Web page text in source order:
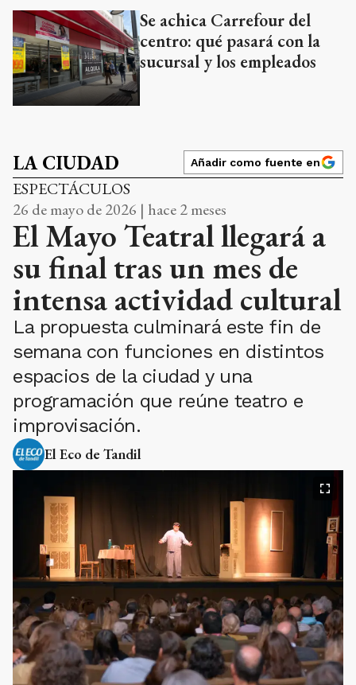
Se achica Carrefour del
centro: qué pasará con la
sucursal y los empleados
LA CIUDAD Añadir como fuente en
ESPECTÁCULOS
26 de mayo de 2026 | hace 2 meses
El Mayo Teatral llegará a
su final tras un mes de
intensa actividad cultural
La propuesta culminará este fin de
semana con funciones en distintos
espacios de la ciudad y una
programación que reúne teatro e
improvisación.
El Eco de Tandil